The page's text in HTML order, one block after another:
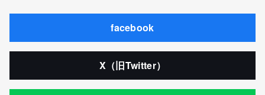
facebook
X（旧Twitter）